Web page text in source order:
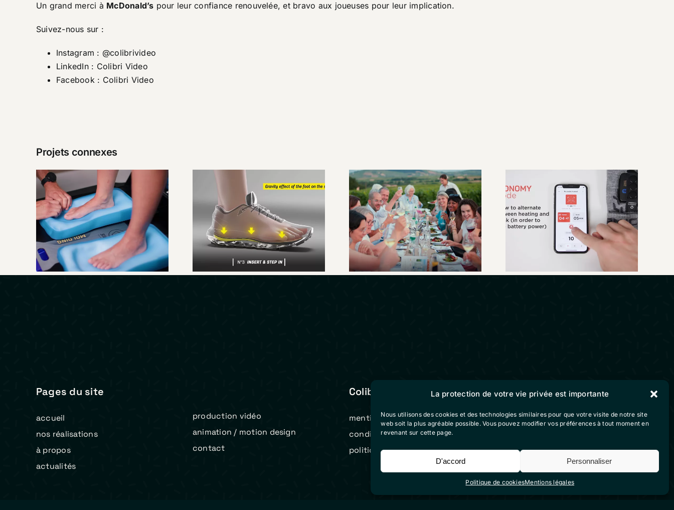
La protection de votre vie privée est importante
Nous utilisons des cookies et des technologies similaires pour que votre visite de notre site
web soit la plus agréable possible. Vous pouvez modifier vos préférences à tout moment en
revenant sur cette page.
D'accord Personnaliser
Politique de cookiesMentions légales
Un grand merci à McDonald’s pour leur confiance renouvelée, et bravo aux joueuses pour leur implication.
Suivez-nous sur :
Instagram : @colibrivideo
LinkedIn : Colibri Video
Facebook : Colibri Video
Projets connexes
SIDAS –
Présentation
Custom Station
Premium
Custom Live, la
semelle sur
mesure en
quelques minutes
Un week-end au
cœur du Beaujolais
Therm-IC – Guide
d’utilisation de
l’application
Pages du site
accueil
nos réalisations
à propos
actualités
production vidéo
animation / motion design
contact
Colibri Vidéo
mentions légales
conditions générales de vente
politique de cookies (eu)
Suivez-nous sur nos
réseaux sociaux